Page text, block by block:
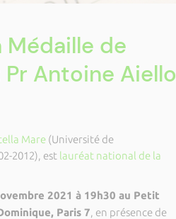
de
Pr Antoine Aiello
Mare(Université de
2012), est lauréat national de la
2021 à 19h30 au Petit
Paris 7, en présence de